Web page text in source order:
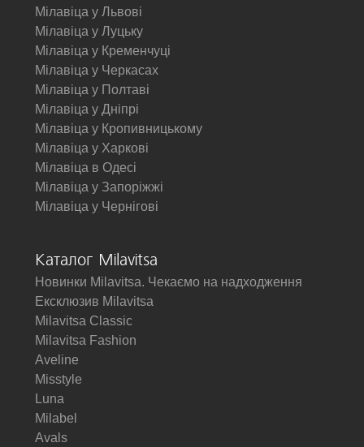
Мілавіца у Львові
Мілавіца у Луцьку
Мілавіца у Кременчуці
Мілавіца у Черкасах
Мілавіца у Полтаві
Мілавіца у Дніпрі
Мілавіца у Кропивницькому
Мілавіца у Харкові
Мілавіца в Одесі
Мілавіца у Запоріжжі
Мілавіца у Чернігові
Каталог Milavitsa
Новинки Milavitsa. Чекаємо на надходження
Ексклюзив Milavitsa
Milavitsa Classic
Milavitsa Fashion
Aveline
Misstyle
Luna
Milabel
Avals